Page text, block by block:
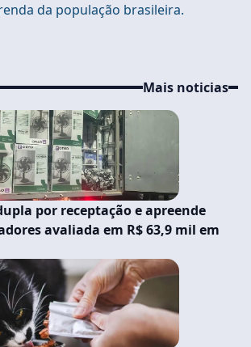
da população brasileira.
Mais noticias
por receptação e apreende
avaliada em R$ 63,9 mil em